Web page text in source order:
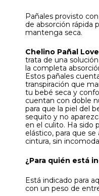
Pañales provisto
de absorción rápida
mantenga seca.
Chelino Pañal
trata de una
la completa
Estos pañales
transpiración que
tu bebé seca y
cuentan con doble
para que la piel del
sequito y no
en el culito. Ha sido
elástico, para que
cintura, sin
¿Para quién está
Está indicado para
con un peso de